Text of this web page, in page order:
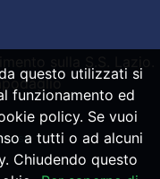
questo utilizzati si
funzionamento ed
policy. Se vuoi
a tutti o ad alcuni
Chiudendo questo